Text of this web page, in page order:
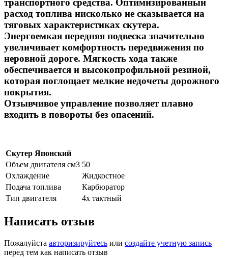
транспортного средства. Оптимизированный
расход топлива нисколько не сказывается на
тяговых характеристиках скутера.
Энергоемкая передняя подвеска значительно
увеличивает комфортность передвижения по
неровной дороге. Мягкость хода также
обеспечивается и высокопрофильной резиной,
которая поглощает мелкие недочеты дорожного
покрытия.
Отзывчивое управление позволяет плавно
входить в повороты без опасений.
Скутер Японский
Объем двигателя см3 50
Охлаждение
Жидкостное
Подача топлива
Карбюратор
Тип двигателя
4х тактный
Написать отзыв
Пожалуйста авторизируйтесь или создайте учетную запись
перед тем как написать отзыв